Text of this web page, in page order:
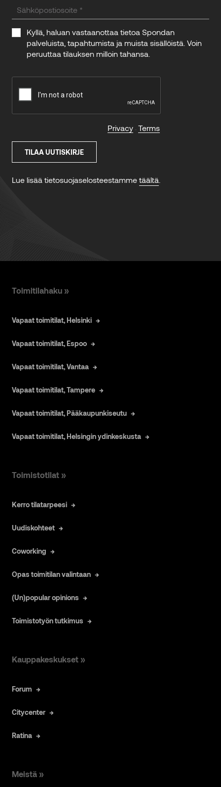
Toimitilahaku »
Vapaat toimitilat, Helsinki
Vapaat toimitilat, Espoo
Vapaat toimitilat, Vantaa
Vapaat toimitilat, Tampere
Vapaat toimitilat, Pääkaupunkiseutu
Vapaat toimitilat, Helsingin ydinkeskusta
Toimistotilat »
Kerro tilatarpeesi
Uudiskohteet
Coworking
Opas toimitilan valintaan
(Un)popular opinions
Toimistotyön tutkimus
Kauppakeskukset »
Forum
Citycenter
Ratina
Meistä »